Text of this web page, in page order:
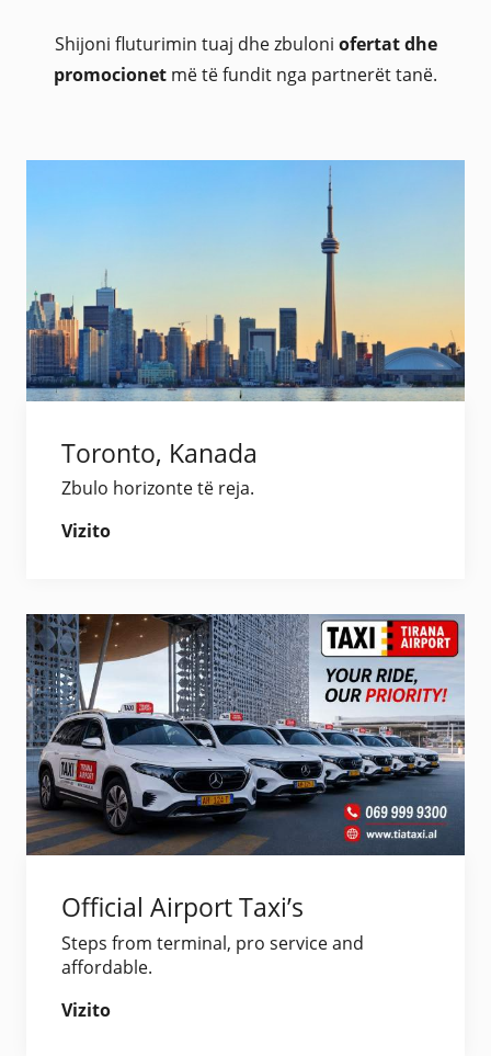
Shijoni fluturimin tuaj dhe zbuloni ofertat dhe
promocionet më të fundit nga partnerët tanë.
Toronto, Kanada
Zbulo horizonte të reja.
Vizito
Official Airport Taxi’s
Steps from terminal, pro service and
affordable.
Vizito